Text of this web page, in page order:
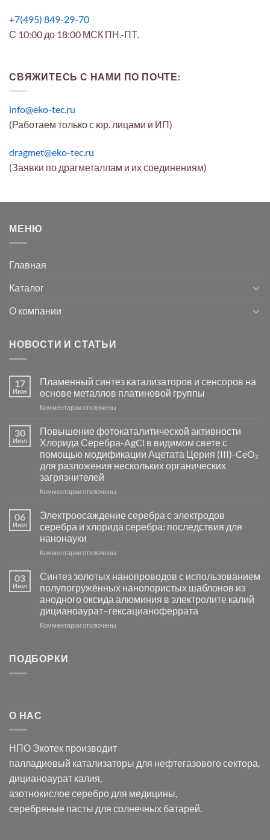
+7(495) 849-29-70
С 10:00 до 18:00 МСК ПН.-ПТ.
СВЯЖИТЕСЬ С НАМИ ПО ПОЧТЕ:
info@eko-tec.ru
(Работаем только с юр. лицами и ИП)
dragmet@eko-tec.ru
(Заявки по драгметаллам и их соединениям)
МЕНЮ
Главная
Каталог
О компании
НОВОСТИ И СТАТЬИ
17
Июн
Пламенный синтез катализаторов и сенсоров на
основе металлов платиновой группы
Комментариик
Пламенный
синтез
катализаторов
и
сенсоров
на
основе
группы
отключены
30
Июл
Повышение фотокаталитической активности
Хлорида Серебра-AgCl в видимом свете с
помощью модификации Ацетата Церия (III)-CeO₂
для разложения нескольких органических
загрязнителей
Комментариик
фотокаталитической
активности
Хлорида
Серебра-
в
видимом
свете
с
помощью
модификации
отключены
06
Июл
Электроосаждение серебра с электродов
серебра и хлорида серебра: последствия для
нанонауки
Комментариик
серебра
с
электродов
серебра
и
отключены
03
Июл
Синтез золотых нанопроводов с использованием
полупогружённых нанопористых шаблонов из
анодного оксида алюминия в электролите калий
дицианоаурат–гексацианоферрата
Комментариик
оксида
в
электролите
калий
дицианоаурат–
гексацианоферрата
отключены
ПОДБОРКИ
О НАС
НПО Экотек производит
палладиевый катализаторы для нефтегазового сектора,
дицианоаурат калия,
азотнокислое серебро для медицины,
серебряные пасты для солнечных батарей.